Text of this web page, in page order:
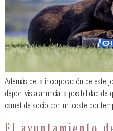
Además de la incorporación de este
deportivista anuncia la posibilidad de
carnet de socio con un coste por